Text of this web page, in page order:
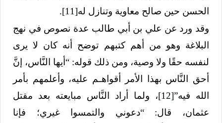
الحسن حين صالح معاوية وتنازل له[11]
.
وقد ورد عن علي بن أبي طالب عدة نصوص في نهج
البلاغة وهو من أهم كتبهم توضح أنه كان لا يرى
لنفسه حقًا ولا وصية، ومن ذلك قوله: “أيها النَّاس، إنَّ
أحق النَّاس بهذا الأمر أقواهـم عليه، وأعلمهم بأمر
الله فيه”[12]، ولما أراد النَّاس مبايعته بعد مقتل
عثمان، قال: “دعوني والتمسوا غيري؛ فإنا